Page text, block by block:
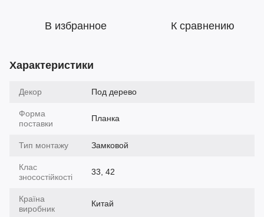
В избранное К сравнению
Характеристики
Декор Под дерево
Форма
поставки
Планка
Тип монтажу Замковой
Клас
зносостійкості
33, 42
Країна
виробник
Китай